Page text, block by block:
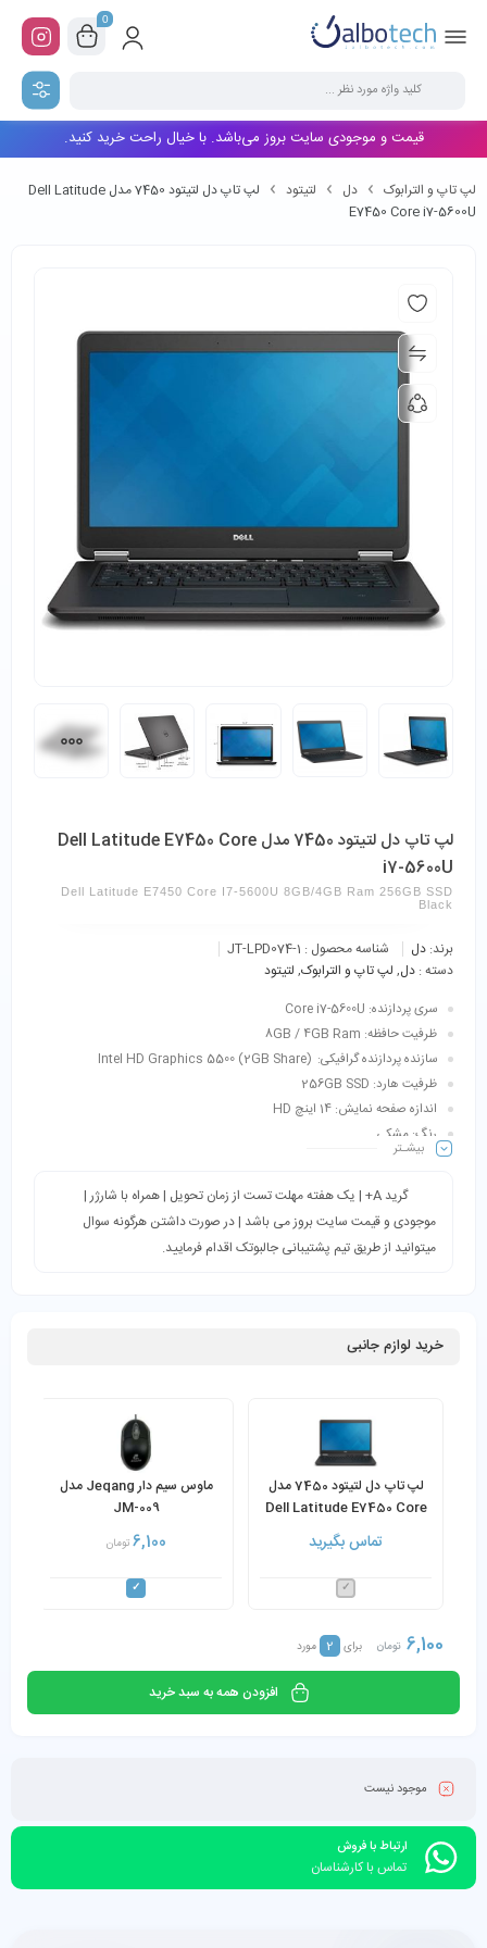
0
قیمت و موجودی سایت بروز می‌باشد. با خیال راحت خرید کنید.
لپ تاپ و الترابوک دل لتیتود
لپ تاپ دل لتیتود 7450 مدل Dell Latitude
E7450 Core i7-5600U
لپ تاپ دل لتیتود 7450 مدل Dell Latitude E7450 Core
i7-5600U
Dell Latitude E7450 Core I7-5600U 8GB/4GB Ram 256GB SSD
Black
برند: دل شناسه محصول : JT-LPD074-1
دسته : دل, لپ تاپ و الترابوک, لتیتود
سری پردازنده: Core i7-5600U
ظرفیت حافظه: 8GB / 4GB Ram
سازنده پردازنده گرافیکی: Intel HD Graphics 5500 (2GB Share)
ظرفیت هارد: 256GB SSD
اندازه صفحه نمایش: 14 اینچ HD
رنگ: مشکی
بیشـتر
گرید A+ | یک هفته مهلت تست از زمان تحویل | همراه با شارژر |
موجودی و قیمت سایت بروز می باشد | در صورت داشتن هرگونه سوال
میتوانید از طریق تیم پشتیبانی جالبوتک اقدام فرمایید.
خرید لوازم جانبی
لپ تاپ دل لتیتود 7450 مدل
Dell Latitude E7450 Core
i7-5600U
تماس بگیرید
ماوس سیم دار Jeqang مدل
JM-009
6,100 تومان
6,100 تومان برای 2 مورد
افزودن همه به سبد خرید
موجود نیست
ارتباط با فروش
تماس با کارشناسان